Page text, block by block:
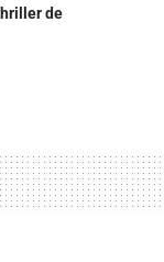
de